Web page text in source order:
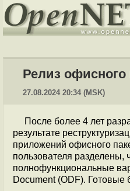
Релиз офисного
27.08.2024 20:34 (MSK)
После более 4 лет
результате
приложений офисного
пользователя разделены,
полнофункциональные
Document (ODF). Готовые